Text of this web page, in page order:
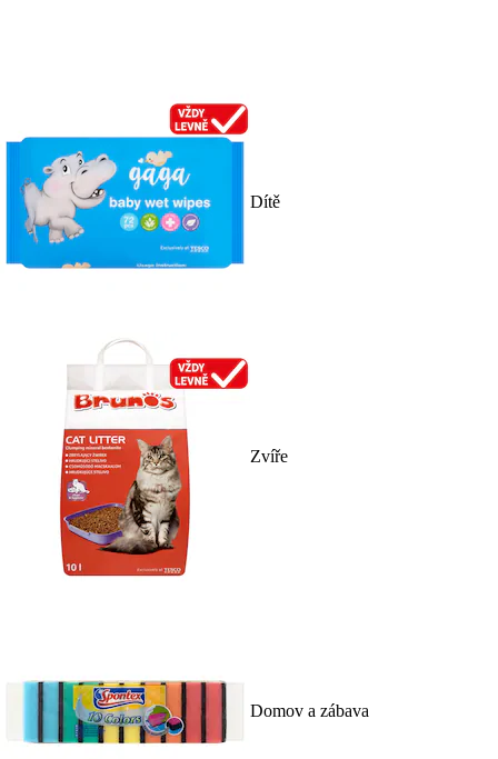
Dítě
Zvíře
Domov a zábava